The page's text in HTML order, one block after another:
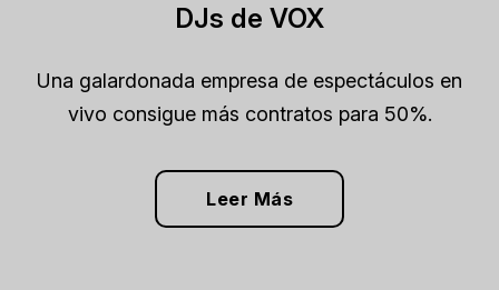
DJs de VOX
Una galardonada empresa de espectáculos en
vivo consigue más contratos para 50%.
Leer Más